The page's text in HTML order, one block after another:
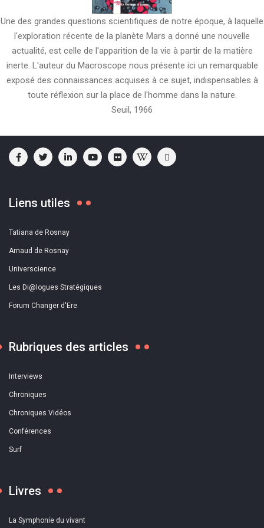
Une des grandes questions scientifiques de notre époque, à laquelle
l'exploration récente de la planète Mars a donné une nouvelle
actualité, est celle de l'apparition de la vie à partir de la matière
inerte. L'auteur du Macroscope nous présente ici un remarquable
exposé des connaissances acquises à ce sujet, indispensables à
toute réflexion sur la place de l'homme dans la nature.
Seuil, 1966
Liens utiles
Tatiana de Rosnay
Arnaud de Rosnay
Universcience
Les Di@logues Stratégiques
Forum Changer d'Ere
Rubriques des articles
Interviews
Chroniques
Chroniques Vidéos
Conférences
Surf
Livres
La Symphonie du vivant